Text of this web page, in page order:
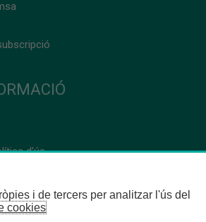
d’ús
i de tercers per analitzar l'ús del
cookies